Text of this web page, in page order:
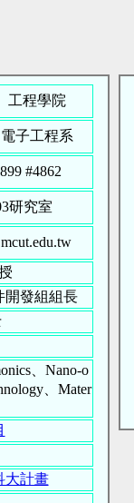
工程學院
電子工程系
#4862
研究室
開發組組長
、Nano-o
、Mater
大計畫